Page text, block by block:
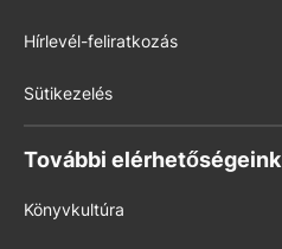
Hírlevél-feliratkozás
Sütikezelés
További elérhetőségeink
Könyvkultúra